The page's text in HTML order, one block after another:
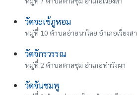
วัดจะเข้ภูหอม
หมู่ที่ 10 ตำบลอ่ายนาไลย อำเภอเวียงสา
วัดจักรวรรณ
หมู่ที่ 2 ตำบลตาลชุม อำเภอท่าวังผา
วัดจันชมพู